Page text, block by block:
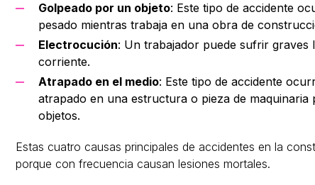
Golpeado por un objeto: Este tipo de accidente
pesado mientras trabaja en una obra de
Electrocución: Un trabajador puede sufrir graves
corriente.
Atrapado en el medio: Este tipo de accidente
atrapado en una estructura o pieza de
objetos.
Estas cuatro causas principales de accidentes en la
porque con frecuencia causan lesiones mortales.